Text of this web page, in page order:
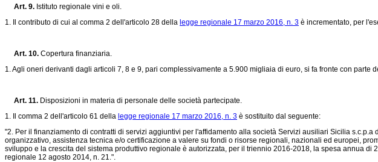
Art. 9. Istituto regionale vini e oli.
1. Il contributo di cui al comma 2 dell'articolo 28 della legge regionale 17 marzo 2016, n. 3 è incrementato, per
Art. 10. Copertura finanziaria.
1. Agli oneri derivanti dagli articoli 7, 8 e 9, pari complessivamente a 5.900 migliaia di euro, si fa fronte con parte
Art. 11. Disposizioni in materia di personale delle società partecipate.
1. Il comma 2 dell'articolo 61 della legge regionale 17 marzo 2016, n. 3 è sostituito dal seguente:
"2. Per il finanziamento di contratti di servizi aggiuntivi per l'affidamento alla società Servizi ausiliari Sicilia
organizzativo, assistenza tecnica e/o certificazione a valere su fondi o risorse regionali, nazionali ed europei,
sviluppo e la crescita del sistema produttivo regionale è autorizzata, per il triennio 2016-2018, la spesa annua
regionale 12 agosto 2014, n. 21.".